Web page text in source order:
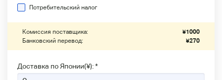
Потребительский налог
Комиссия поставщика: ¥1000
Банковский перевод:
¥270
Доставка по Японии(¥): *